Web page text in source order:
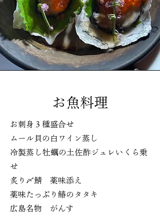
お魚料理
お刺身３種盛合せ
ムール貝の白ワイン蒸し
冷製蒸し牡蠣の土佐酢ジュレいくら乗
せ
炙り〆鯖 薬味添え
薬味たっぷり鰆のタタキ
広島名物 がんす